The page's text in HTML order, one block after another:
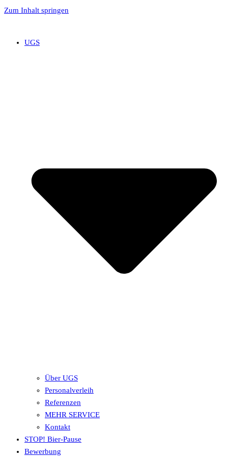
Zum Inhalt springen
UGS
Über UGS
Personalverleih
Referenzen
MEHR SERVICE
Kontakt
STOP! Bier-Pause
Bewerbung